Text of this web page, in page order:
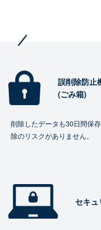
誤削除防止
(ごみ箱)
削除したデータも30日間保
除のリスクがありません。
セキュ